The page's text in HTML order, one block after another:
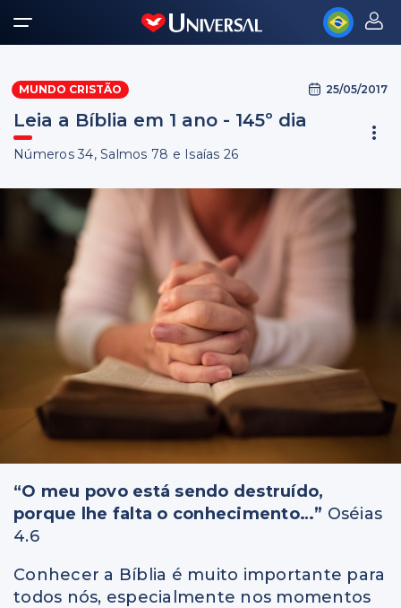
MUNDO CRISTÃO 25/05/2017
Leia a Bíblia em 1 ano - 145º dia
Números 34, Salmos 78 e Isaías 26
“O meu povo está sendo destruído,
porque lhe falta o conhecimento…” Oséias
4.6
Conhecer a Bíblia é muito importante para
todos nós, especialmente nos momentos